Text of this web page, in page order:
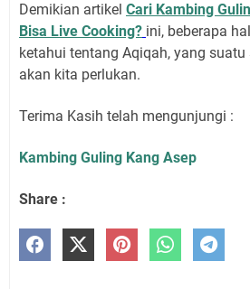
Demikian artikel Cari Kambing
Bisa Live Cooking? ini, beberapa
ketahui tentang Aqiqah, yang
akan kita perlukan.
Terima Kasih telah mengunjungi :
Kambing Guling Kang Asep
Share :